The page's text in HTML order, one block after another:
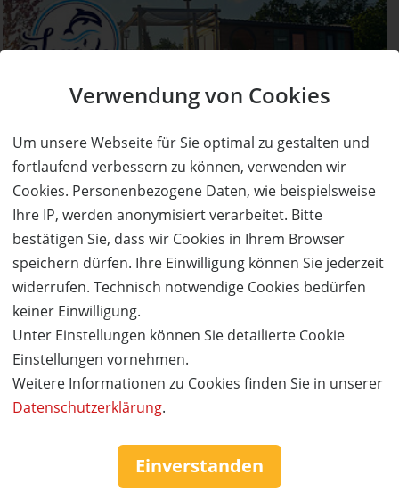
Verwendung von Cookies
Um unsere Webseite für Sie optimal zu gestalten und
fortlaufend verbessern zu können, verwenden wir
Cookies. Personenbezogene Daten, wie beispielsweise
Ihre IP, werden anonymisiert verarbeitet. Bitte
bestätigen Sie, dass wir Cookies in Ihrem Browser
speichern dürfen. Ihre Einwilligung können Sie jederzeit
widerrufen. Technisch notwendige Cookies bedürfen
keiner Einwilligung.
Unter Einstellungen können Sie detailierte Cookie
Einstellungen vornehmen.
Weitere Informationen zu Cookies finden Sie in unserer
Datenschutzerklärung.
Einverstanden
1 Übernachtung für 2 Erwachsene und 1 Kind zum
halben Preis!
AUSVERKAUFT
Gutschein 50% Rabatt
Ort:Geiselwind
Wert:
261,- € 130,50 €
Verfügbar:
0
Versand:
0,- €
AUSVERKAUFT